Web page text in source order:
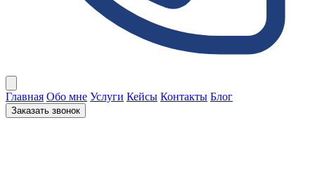
Главная Обо мне Услуги Кейсы Контакты Блог
Заказать звонок